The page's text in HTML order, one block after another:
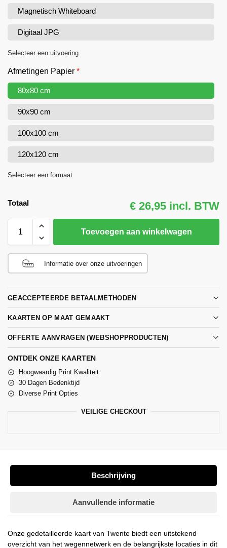
Magnetisch Whiteboard
Digitaal JPG
Selecteer een uitvoering
Afmetingen Papier *
80x80 cm
90x90 cm
100x100 cm
120x120 cm
Selecteer een formaat
Totaal € 26,95 incl. BTW
Toevoegen aan winkelwagen
Informatie over onze uitvoeringen
GEACCEPTEERDE BETAALMETHODEN
KAARTEN OP MAAT GEMAAKT
OFFERTE AANVRAGEN (WEBSHOPPRODUCTEN)
ONTDEK ONZE KAARTEN
Hoogwaardig Print Kwaliteit
30 Dagen Bedenktijd
Diverse Print Opties
VEILIGE CHECKOUT
Beschrijving
Aanvullende informatie
Onze gedetailleerde kaart van Twente biedt een uitstekend
overzicht van het wegennetwerk en de belangrijkste locaties in dit